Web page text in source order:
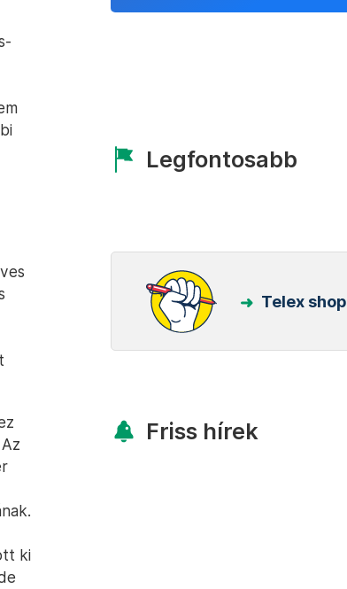
ki
Legfontosabb
Telex shop
Friss hírek